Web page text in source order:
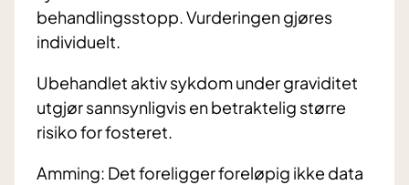
behandlingsstopp. Vurderingen gjøres
individuelt.
Ubehandlet aktiv sykdom under graviditet
utgjør sannsynligvis en betraktelig større
risiko for fosteret.
Amming: Det foreligger foreløpig ikke data